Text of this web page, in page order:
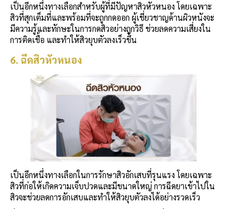
เป็นอีกหนึ่งทางเลือกสำหรับผู้ที่มีปัญหาสิวหัวหนอง โดยเฉพาะ
สิวที่สุกเต็มที่และพร้อมที่จะถูกกดออก ผู้เชี่ยวชาญด้านผิวหนังจะ
มีความรู้และทักษะในการกดสิวอย่างถูกวิธี ช่วยลดความเสี่ยงใน
การติดเชื้อ และทำให้สิวยุบตัวลงเร็วขึ้น
6. ฉีดสิวหัวหนอง
เป็นอีกหนึ่งทางเลือกในการรักษาสิวอักเสบที่รุนแรง โดยเฉพาะ
สิวที่ก่อให้เกิดความเจ็บปวดและมีขนาดใหญ่ การฉีดยาเข้าไปใน
สิวจะช่วยลดการอักเสบและทำให้สิวยุบตัวลงได้อย่างรวดเร็ว